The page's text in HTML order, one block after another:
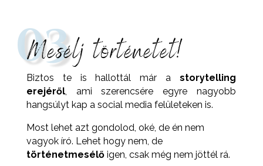
03
Mesélj történetet!
Biztos te is hallottál már astorytelling
erejéről, ami szerencsére egyre nagyobb
hangsúlyt kap a social media felületeken is.
Most lehet azt gondolod, oké, de én nem
vagyok író. Lehet hogy nem, de
történetmesélőigen, csak még nem jöttél rá.